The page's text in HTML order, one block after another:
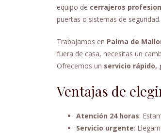
equipo de cerrajeros
puertas o sistemas de seguridad.
Trabajamos en Palma de
fuera de casa, necesitas un
Ofrecemos un servicio rápido,
Ventajas de
Atención 24 horas:
Servicio urgente: